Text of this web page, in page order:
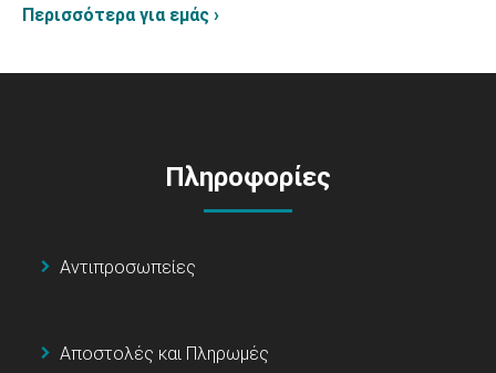
Περισσότερα για εμάς ›
Πληροφορίες
Αντιπροσωπείες
Αποστολές και Πληρωμές